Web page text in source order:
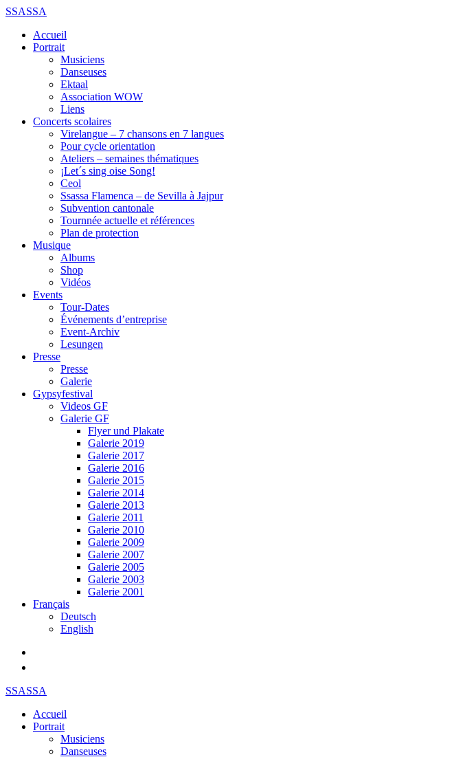
SSASSA
Accueil
Portrait
Musiciens
Danseuses
Ektaal
Association WOW
Liens
Concerts scolaires
Virelangue – 7 chansons en 7 langues
Pour cycle orientation
Ateliers – semaines thématiques
¡Let´s sing oise Song!
Ceol
Ssassa Flamenca – de Sevilla à Jajpur
Subvention cantonale
Tournnée actuelle et références
Plan de protection
Musique
Albums
Shop
Vidéos
Events
Tour-Dates
Événements d’entreprise
Event-Archiv
Lesungen
Presse
Presse
Galerie
Gypsyfestival
Videos GF
Galerie GF
Flyer und Plakate
Galerie 2019
Galerie 2017
Galerie 2016
Galerie 2015
Galerie 2014
Galerie 2013
Galerie 2011
Galerie 2010
Galerie 2009
Galerie 2007
Galerie 2005
Galerie 2003
Galerie 2001
Français
Deutsch
English
SSASSA
Accueil
Portrait
Musiciens
Danseuses